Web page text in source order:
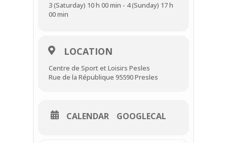
3 (Saturday) 10 h 00 min - 4 (Sunday) 17 h
00 min
LOCATION
Centre de Sport et Loisirs Pesles
Rue de la République 95590 Presles
CALENDAR GOOGLECAL